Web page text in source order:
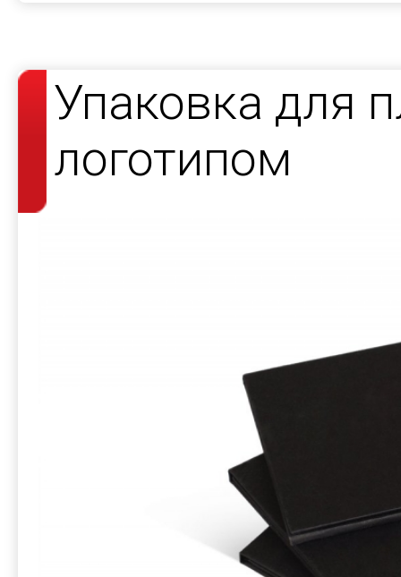
Упаковка для
логотипом